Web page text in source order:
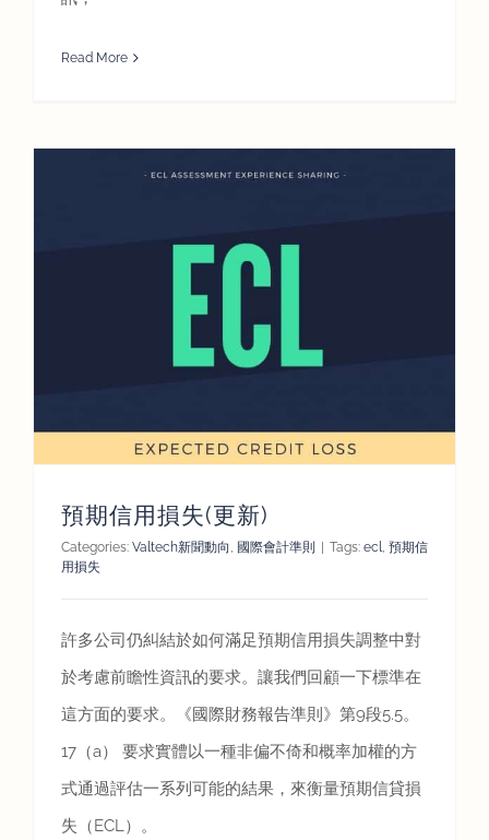
Read More
預期信用損失(更新)
Categories: Valtech新聞動向 , 國際會計準則 Tags: ecl, 預期信
用損失
許多公司仍糾結於如何滿足預期信用損失調整中對
於考慮前瞻性資訊的要求。讓我們回顧一下標準在
這方面的要求。《國際財務報告準則》第9段5.5。
17（a） 要求實體以一種非偏不倚和概率加權的方
式通過評估一系列可能的結果，來衡量預期信貸損
失（ECL）。